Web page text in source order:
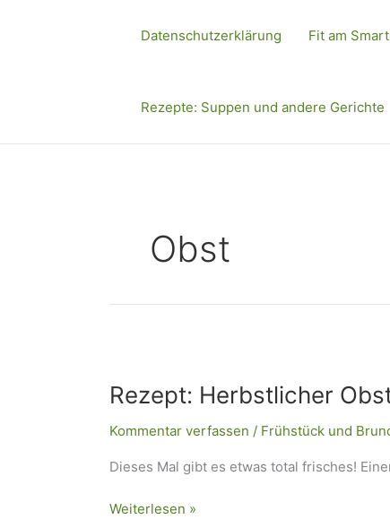
Datenschutzerklärung Fit am
Rezepte: Suppen und andere Gerichte
Obst
Rezept: Herbstlicher
Kommentar verfassen / Frühstück und
Dieses Mal gibt es etwas total frisches!
Obstsalat
Weiterlesen »